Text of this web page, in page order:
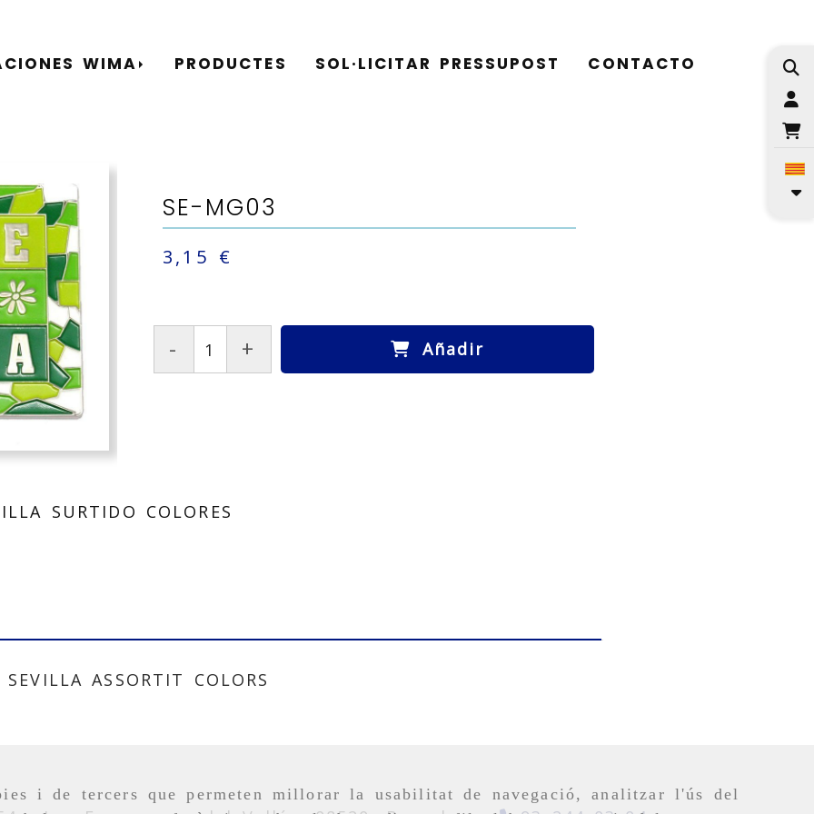
i de tercers que permeten millorar la usabilitat de navegació, analitzar l'ús del
WIMA PRODUCTES SOL·LICITAR PRESSUPOST CONTACTO
SE-MG03
3,15 €
- + Añadir
SURTIDO COLORES
ASSORTIT COLORS